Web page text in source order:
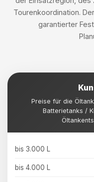
Tourenkoordination.
garantierter
Preise für die
Batterietanks /
bis 3.000 L
bis 4.000 L